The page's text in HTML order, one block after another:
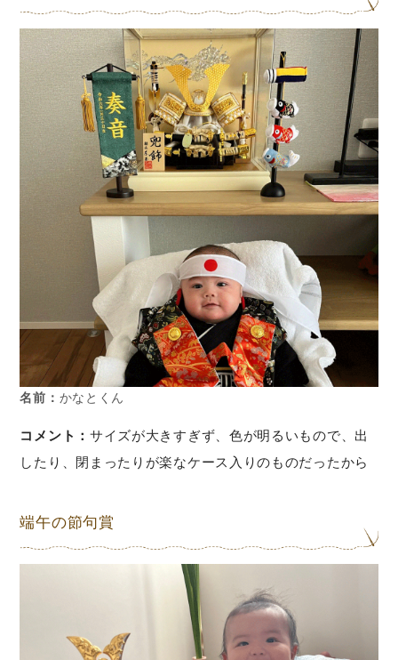
名前： かなとくん
コメント： サイズが大きすぎず、色が明るいもので、出
したり、閉まったりが楽なケース入りのものだったから
端午の節句賞